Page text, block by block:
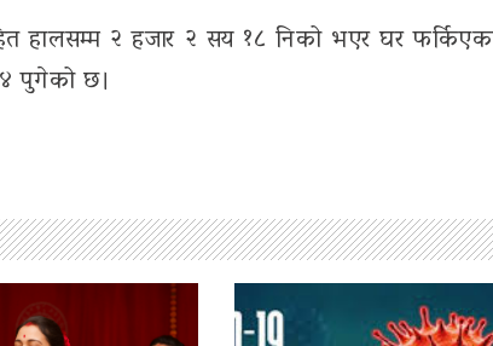
हालसम्म २ हजार २ सय १८ निको भएर घर
पुगेको छ।